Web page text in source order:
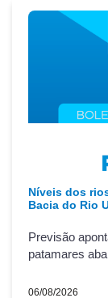
Níveis dos
Bacia do Rio
Previsão
patamares
06/08/2026